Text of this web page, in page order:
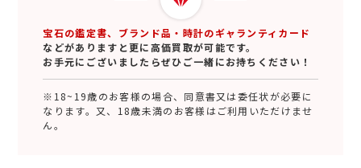
宝石の鑑定書、ブランド品・時計のギャランティカード
などがありますと更に高価買取が可能です。
お手元にございましたらぜひご一緒にお持ちください！
※18~19歳のお客様の場合、同意書又は委任状が必要に
なります。又、18歳未満のお客様はご利用いただけませ
ん。